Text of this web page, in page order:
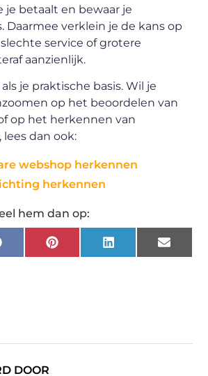
je betaalt en bewaar je
Daarmee verklein je de kans op
service of grotere
aanzienlijk.
je praktische basis. Wil je
op het beoordelen van
op het herkennen van
dan ook:
webshop herkennen
herkennen
hem dan op:
FacebookPinterestLinkedIn Email
DOOR